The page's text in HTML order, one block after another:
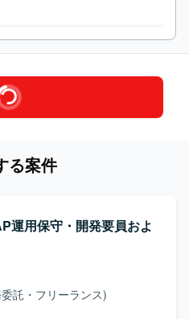
る案件
運用保守・開発要員およ
託・フリーランス)